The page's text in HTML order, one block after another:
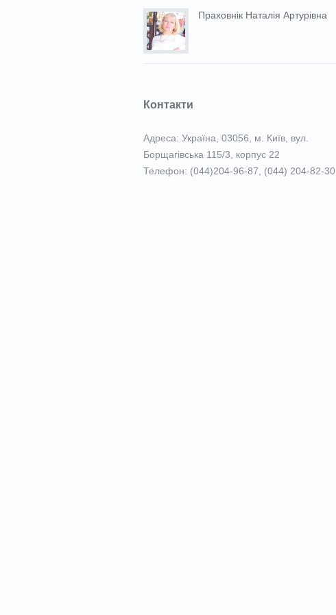
Праховнiк Наталія Артурівна
Контакти
Адреса: Україна, 03056, м. Київ, вул.
Борщагівська 115/3, корпус 22
Телефон: (044)204-96-87, (044) 204-82-30